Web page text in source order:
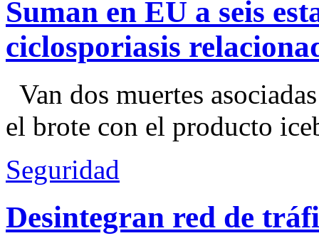
Suman en EU a seis
ciclosporiasis
Van dos muertes
el brote con el producto
Seguridad
Desintegran red de